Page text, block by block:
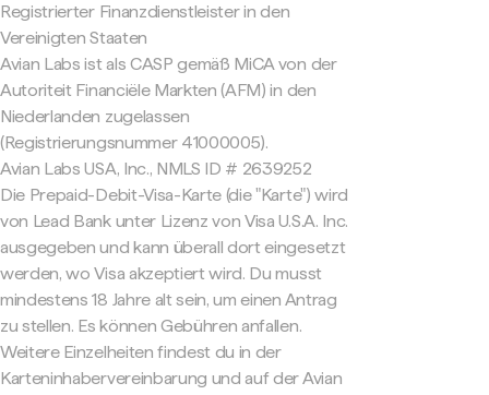
Registrierter Finanzdienstleister in den
Vereinigten Staaten
Avian Labs ist als CASP gemäß MiCA von der
Autoriteit Financiële Markten (AFM) in den
Niederlanden zugelassen
(Registrierungsnummer 41000005).
Avian Labs USA, Inc., NMLS ID # 2639252
Die Prepaid-Debit-Visa-Karte (die "Karte") wird
von Lead Bank unter Lizenz von Visa U.S.A. Inc.
ausgegeben und kann überall dort eingesetzt
werden, wo Visa akzeptiert wird. Du musst
mindestens 18 Jahre alt sein, um einen Antrag
zu stellen. Es können Gebühren anfallen.
Weitere Einzelheiten findest du in der
Karteninhabervereinbarung und auf der Avian